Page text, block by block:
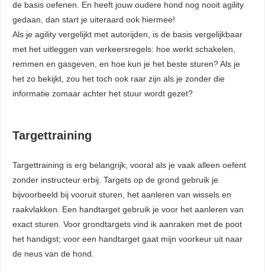
de basis oefenen. En heeft jouw oudere hond nog nooit agility
gedaan, dan start je uiteraard ook hiermee!
Als je agility vergelijkt met autorijden, is de basis vergelijkbaar
met het uitleggen van verkeersregels: hoe werkt schakelen,
remmen en gasgeven, en hoe kun je het beste sturen? Als je
het zo bekijkt, zou het toch ook raar zijn als je zonder die
informatie zomaar achter het stuur wordt gezet?
Targettraining
Targettraining is erg belangrijk, vooral als je vaak alleen oefent
zonder instructeur erbij. Targets op de grond gebruik je
bijvoorbeeld bij vooruit sturen, het aanleren van wissels en
raakvlakken. Een handtarget gebruik je voor het aanleren van
exact sturen. Voor grondtargets vind ik aanraken met de poot
het handigst; voor een handtarget gaat mijn voorkeur uit naar
de neus van de hond.